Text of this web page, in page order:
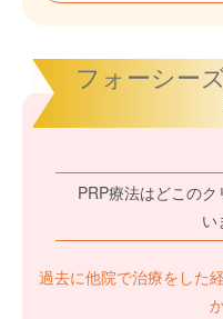
フォーシー
PRP療法はどこの
い
過去に他院で治療をした